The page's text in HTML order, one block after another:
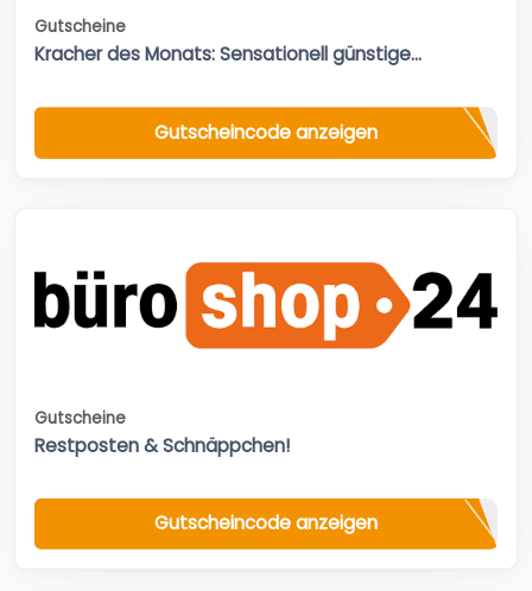
Gutscheine
Kracher des Monats: Sensationell günstige...
Gutscheincode anzeigen
Gutscheine
Restposten & Schnäppchen!
Gutscheincode anzeigen